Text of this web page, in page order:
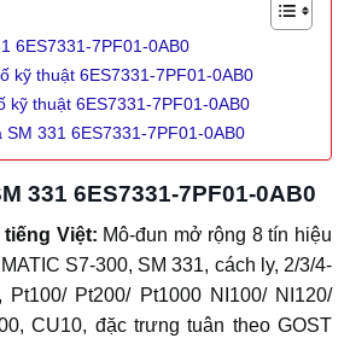
6ES7331-7PF01-0AB0
kỹ thuật 6ES7331-7PF01-0AB0
kỹ thuật 6ES7331-7PF01-0AB0
SM 331 6ES7331-7PF01-0AB0
331 6ES7331-7PF01-0AB0
tiếng Việt: Mô-đun mở rộng 8 tín hiệu
S7-300, SM 331, cách ly, 2/3/4-
Pt100/ Pt200/ Pt1000 NI100/ NI120/
CU10, đặc trưng tuân theo GOST